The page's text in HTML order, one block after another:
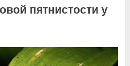
пятнистости у